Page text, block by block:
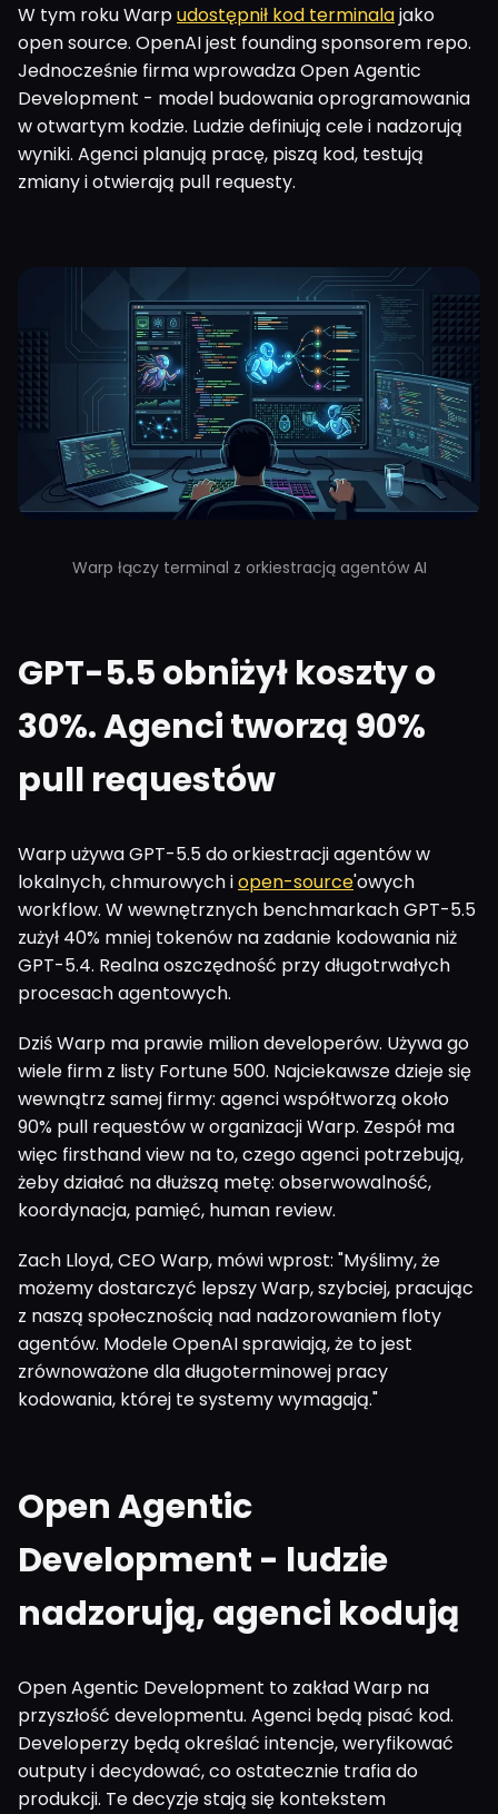
W tym roku Warpudostępnił kod terminalajako
open source. OpenAI jest founding sponsorem repo.
Jednocześnie firma wprowadza Open Agentic
Development - model budowania oprogramowania
w otwartym kodzie. Ludzie definiują cele i nadzorują
wyniki. Agenci planują pracę, piszą kod, testują
zmiany i otwierają pull requesty.
Warp łączy terminal z orkiestracją agentów AI
GPT-5.5 obniżył koszty o
30%. Agenci tworzą 90%
pull requestów
Warp używa GPT-5.5 do orkiestracji agentów w
lokalnych, chmurowych iopen-source'owych
workflow. W wewnętrznych benchmarkach GPT-5.5
zużył 40% mniej tokenów na zadanie kodowania niż
GPT-5.4. Realna oszczędność przy długotrwałych
procesach agentowych.
Dziś Warp ma prawie milion developerów. Używa go
wiele firm z listy Fortune 500. Najciekawsze dzieje się
wewnątrz samej firmy: agenci współtworzą około
90% pull requestów w organizacji Warp. Zespół ma
więc firsthand view na to, czego agenci potrzebują,
żeby działać na dłuższą metę: obserwowalność,
koordynacja, pamięć, human review.
Zach Lloyd, CEO Warp, mówi wprost: "Myślimy, że
możemy dostarczyć lepszy Warp, szybciej, pracując
z naszą społecznością nad nadzorowaniem floty
agentów. Modele OpenAI sprawiają, że to jest
zrównoważone dla długoterminowej pracy
kodowania, której te systemy wymagają."
Open Agentic
Development - ludzie
nadzorują, agenci kodują
Open Agentic Development to zakład Warp na
przyszłość developmentu. Agenci będą pisać kod.
Developerzy będą określać intencje, weryfikować
outputy i decydować, co ostatecznie trafia do
produkcji. Te decyzje stają się kontekstem